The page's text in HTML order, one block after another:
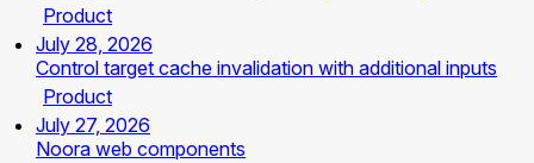
Product
July 28, 2026
Control target cache invalidation with additional inputs
Product
July 27, 2026
Noora web components